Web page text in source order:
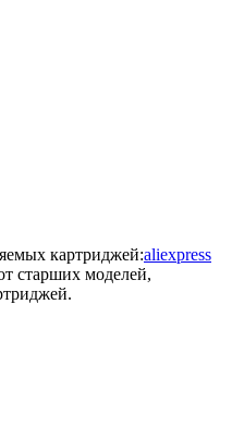
картриджей:aliexpress
старших моделей,